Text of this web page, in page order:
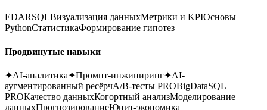
EDARSQLВизуализация данныхМетрики и KPIОсновы
PythonСтатистикаФормирование гипотез
Продвинутые навыки
✦AI-аналитика✦Промпт-инжиниринг✦AI-
аугментированный ресёрчA/B-тесты PROBigDataSQL
PROКачество данныхКогортный анализМоделирование
данныхПрогнозированиеЮнит-экономика